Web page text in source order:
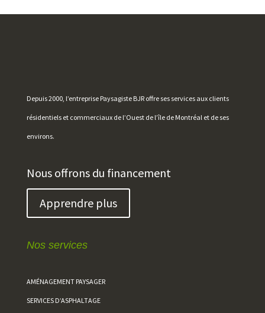
Depuis 2000, l’entreprise Paysagiste BJR offre ses services aux clients
résidentiels et commerciaux de l’Ouest de l’île de Montréal et de ses
environs.
Nous offrons du financement
Apprendre plus
Nos services
AMÉNAGEMENT PAYSAGER
SERVICES D’ASPHALTAGE